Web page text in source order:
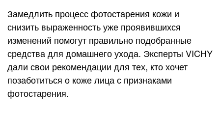
Замедлить процесс фотостарения кожи и
снизить выраженность уже проявившихся
изменений помогут правильно подобранные
средства для домашнего ухода. Эксперты VICHY
дали свои рекомендации для тех, кто хочет
позаботиться о коже лица с признаками
фотостарения.